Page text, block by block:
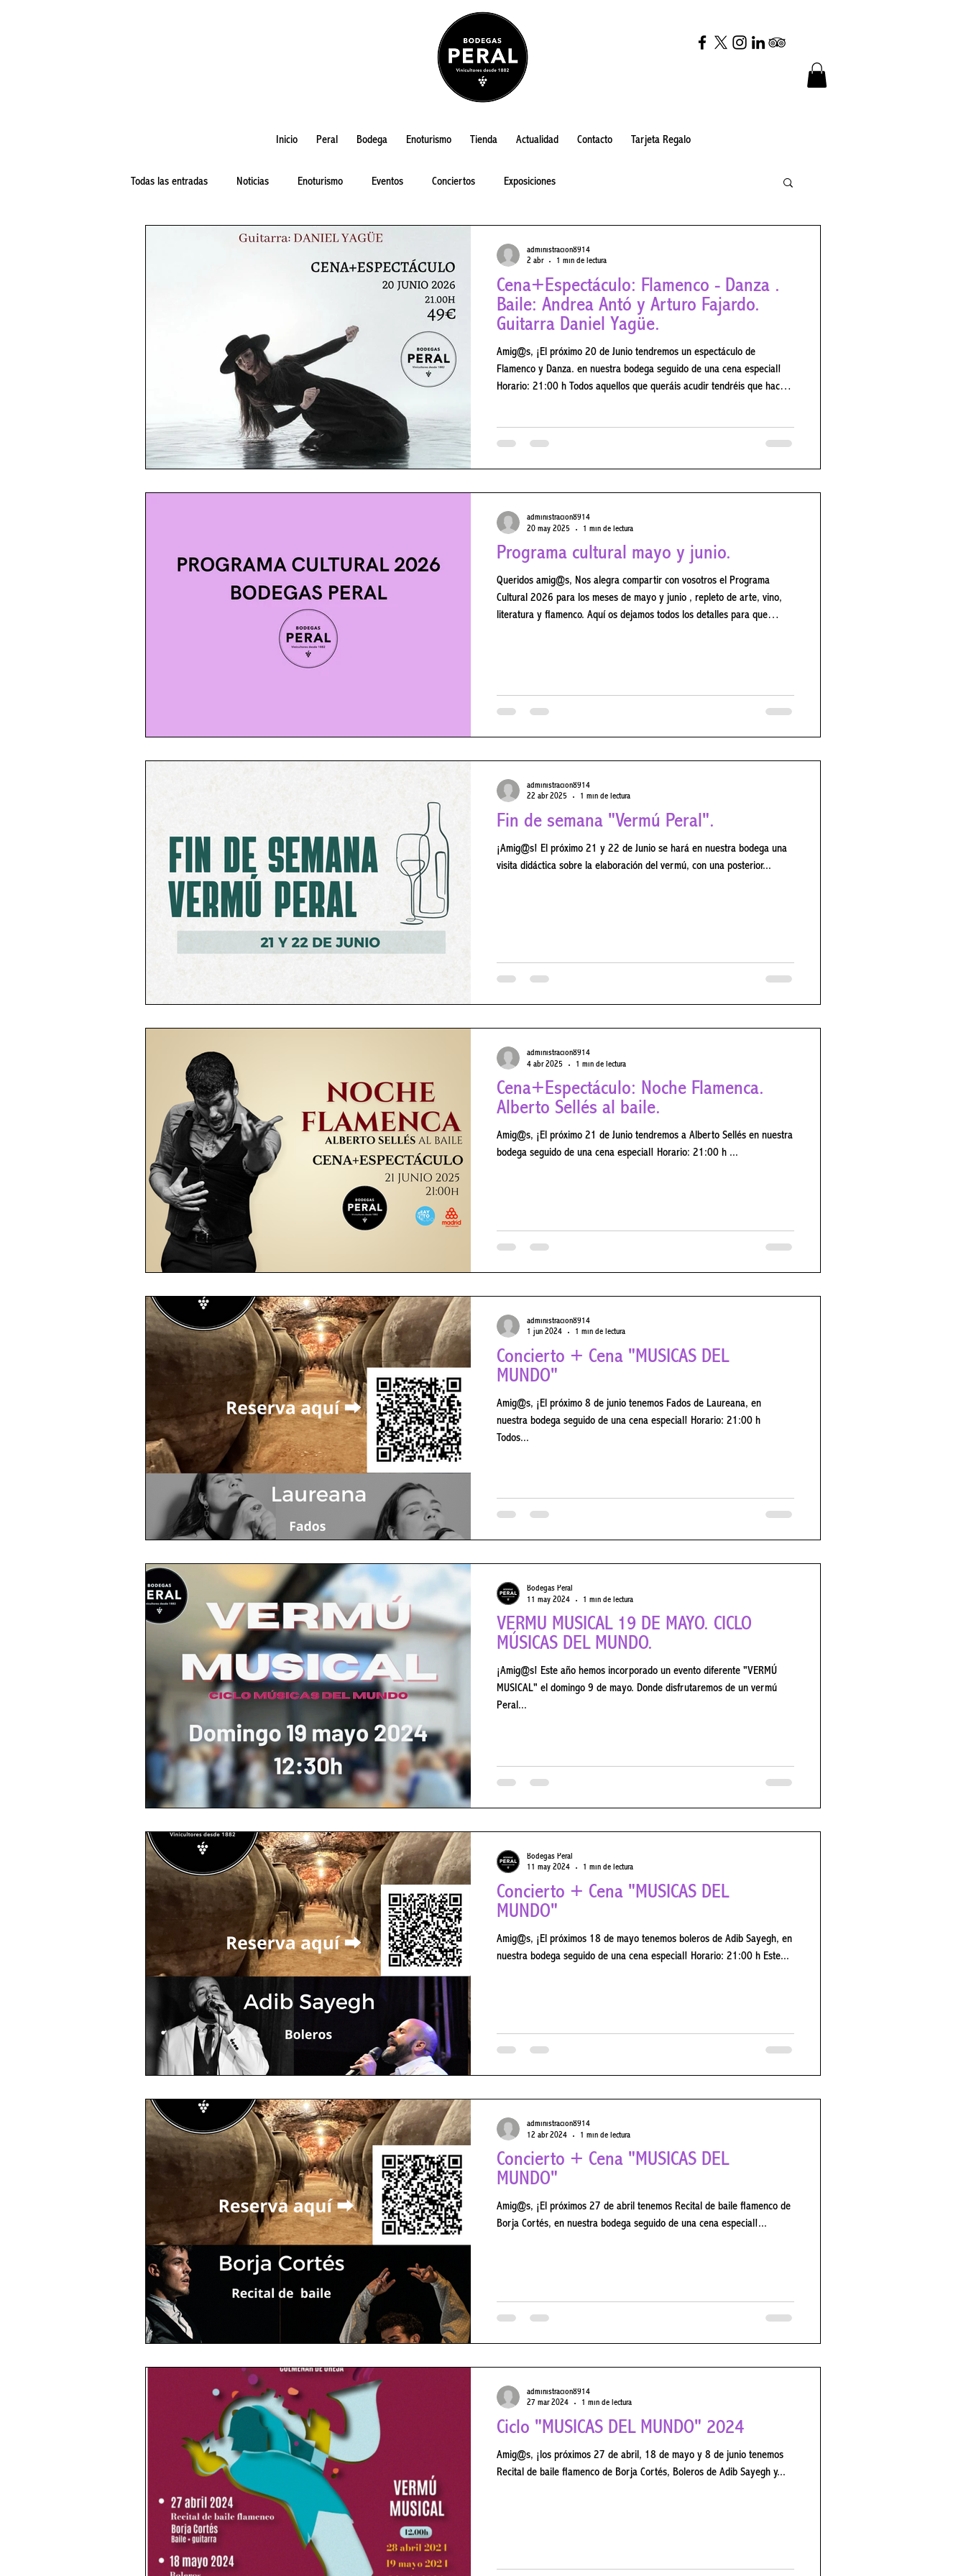
Inicio Peral Bodega Enoturismo Tienda Actualidad Contacto Tarjeta Regalo
Todas las entradas Noticias Enoturismo Eventos Conciertos Exposiciones
Cena+Espectáculo: Flamenco - Danza .
Baile: Andrea Antó y Arturo Fajardo.
Guitarra Daniel Yagüe.
Amig@s, ¡El próximo 20 de Junio tendremos un espectáculo de
Flamenco y Danza. en nuestra bodega seguido de una cena especial!
Horario: 21:00 h Todos aquellos que queráis acudir tendréis que hacer
poneros en contacto con nosotros en el teléfono 918 94 3 237 o en
#Concierto #Cena #CicloMúsicas
administracion8914
2 abr
1 min de lectura
Programa cultural mayo y junio.
Queridos amig@s, Nos alegra compartir con vosotros el Programa
Cultural 2026 para los meses de mayo y junio , repleto de arte, vino,
literatura y flamenco. Aquí os dejamos todos los detalles para que
administracion8914
20 may 2025
1 min de lectura
Fin de semana "Vermú Peral".
¡Amig@s! El próximo 21 y 22 de Junio se hará en nuestra bodega una
visita didáctica sobre la elaboración del vermú, con una posterior...
administracion8914
22 abr 2025
1 min de lectura
Cena+Espectáculo: Noche Flamenca.
Alberto Sellés al baile.
Amig@s, ¡El próximo 21 de Junio tendremos a Alberto Sellés en nuestra
bodega seguido de una cena especial! Horario: 21:00 h ...
administracion8914
4 abr 2025
1 min de lectura
Concierto + Cena "MÚSICAS DEL
MUNDO"
Amig@s, ¡El próximo 8 de junio tenemos Fados de Laureana, en
nuestra bodega seguido de una cena especial! Horario: 21:00 h
Todos...
administracion8914
1 jun 2024
1 min de lectura
VERMÚ MUSICAL 19 DE MAYO. CICLO
MÚSICAS DEL MUNDO.
¡Amig@s! Este año hemos incorporado un evento diferente "VERMÚ
MUSICAL" el domingo 9 de mayo. Donde disfrutaremos de un vermú
Peral...
Bodegas Peral
11 may 2024
1 min de lectura
Concierto + Cena "MÚSICAS DEL
MUNDO"
Amig@s, ¡El próximos 18 de mayo tenemos boleros de Adib Sayegh, en
nuestra bodega seguido de una cena especial! Horario: 21:00 h Este...
Bodegas Peral
11 may 2024
1 min de lectura
Concierto + Cena "MÚSICAS DEL
MUNDO"
Amig@s, ¡El próximos 27 de abril tenemos Recital de baile flamenco de
Borja Cortés, en nuestra bodega seguido de una cena especial!...
administracion8914
12 abr 2024
1 min de lectura
Ciclo "MÚSICAS DEL MUNDO" 2024
Amig@s, ¡los próximos 27 de abril, 18 de mayo y 8 de junio tenemos
Recital de baile flamenco de Borja Cortés, Boleros de Adib Sayegh y...
administracion8914
27 mar 2024
1 min de lectura